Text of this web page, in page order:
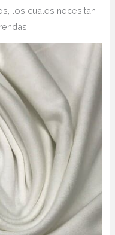
los cuales necesitan